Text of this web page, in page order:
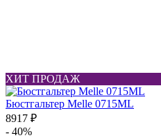
ХИТ ПРОДАЖ
Бюстгальтер Melle 0715ML
8917 ₽
- 40%